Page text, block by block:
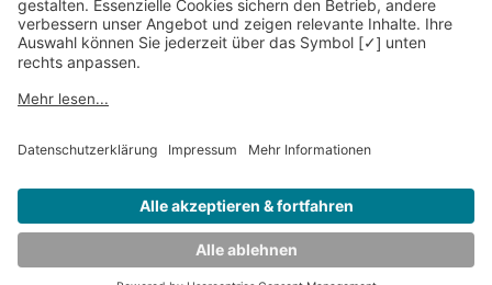
Datenschutz
Newsletter